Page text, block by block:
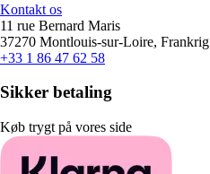
Kontakt os
11 rue Bernard Maris
37270 Montlouis-sur-Loire, Frankrig
+33 1 86 47 62 58
Sikker betaling
Køb trygt på vores side